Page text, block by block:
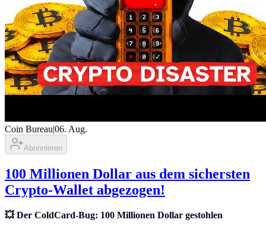
Coin Bureau|06. Aug.
Abonnieren
100 Millionen Dollar aus dem sichersten
Crypto-Wallet abgezogen!
💥 Der ColdCard-Bug: 100 Millionen Dollar gestohlen